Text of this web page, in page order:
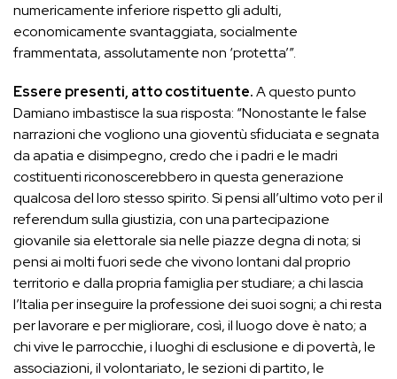
numericamente inferiore rispetto gli adulti,
economicamente svantaggiata, socialmente
frammentata, assolutamente non ‘protetta’”.
Essere presenti, atto costituente.A questo punto
Damiano imbastisce la sua risposta: “Nonostante le false
narrazioni che vogliono una gioventù sfiduciata e segnata
da apatia e disimpegno, credo che i padri e le madri
costituenti riconoscerebbero in questa generazione
qualcosa del loro stesso spirito. Si pensi all’ultimo voto per il
referendum sulla giustizia, con una partecipazione
giovanile sia elettorale sia nelle piazze degna di nota; si
pensi ai molti fuori sede che vivono lontani dal proprio
territorio e dalla propria famiglia per studiare; a chi lascia
l’Italia per inseguire la professione dei suoi sogni; a chi resta
per lavorare e per migliorare, così, il luogo dove è nato; a
chi vive le parrocchie, i luoghi di esclusione e di povertà, le
associazioni, il volontariato, le sezioni di partito, le